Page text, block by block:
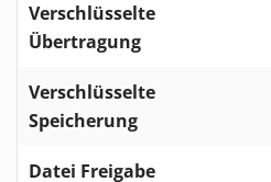
Verschlüsselte
Übertragung
Verschlüsselte
Speicherung
Datei Freigabe